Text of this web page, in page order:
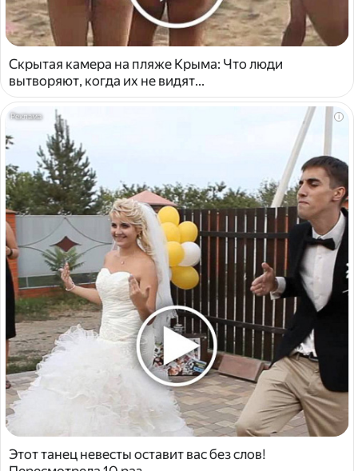
Скрытая камера на пляже Крыма: Что люди
вытворяют, когда их не видят...
i
Этот танец невесты оставит вас без слов!